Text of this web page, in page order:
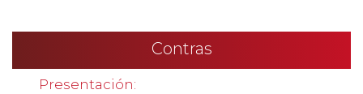
Contras
Presentación: